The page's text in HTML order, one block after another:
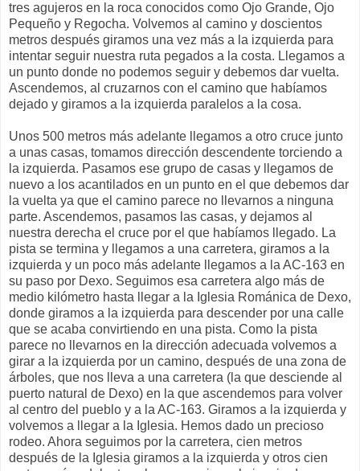
tres agujeros en la roca conocidos como Ojo Grande, Ojo
Pequeño y Regocha. Volvemos al camino y doscientos
metros después giramos una vez más a la izquierda para
intentar seguir nuestra ruta pegados a la costa. Llegamos a
un punto donde no podemos seguir y debemos dar vuelta.
Ascendemos, al cruzarnos con el camino que habíamos
dejado y giramos a la izquierda paralelos a la cosa.
Unos 500 metros más adelante llegamos a otro cruce junto
a unas casas, tomamos dirección descendente torciendo a
la izquierda. Pasamos ese grupo de casas y llegamos de
nuevo a los acantilados en un punto en el que debemos dar
la vuelta ya que el camino parece no llevarnos a ninguna
parte. Ascendemos, pasamos las casas, y dejamos al
nuestra derecha el cruce por el que habíamos llegado. La
pista se termina y llegamos a una carretera, giramos a la
izquierda y un poco más adelante llegamos a la AC-163 en
su paso por Dexo. Seguimos esa carretera algo más de
medio kilómetro hasta llegar a la Iglesia Románica de Dexo,
donde giramos a la izquierda para descender por una calle
que se acaba convirtiendo en una pista. Como la pista
parece no llevarnos en la dirección adecuada volvemos a
girar a la izquierda por un camino, después de una zona de
árboles, que nos lleva a una carretera (la que desciende al
puerto natural de Dexo) en la que ascendemos para volver
al centro del pueblo y a la AC-163. Giramos a la izquierda y
volvemos a llegar a la Iglesia. Hemos dado un precioso
rodeo. Ahora seguimos por la carretera, cien metros
después de la Iglesia giramos a la izquierda y otros cien